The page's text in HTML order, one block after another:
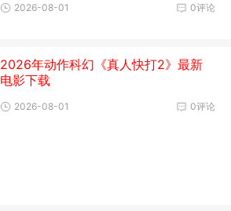
0评论
2026-08-01
2026年动作科幻《真人快打2》最新
电影下载
0评论
2026-08-01